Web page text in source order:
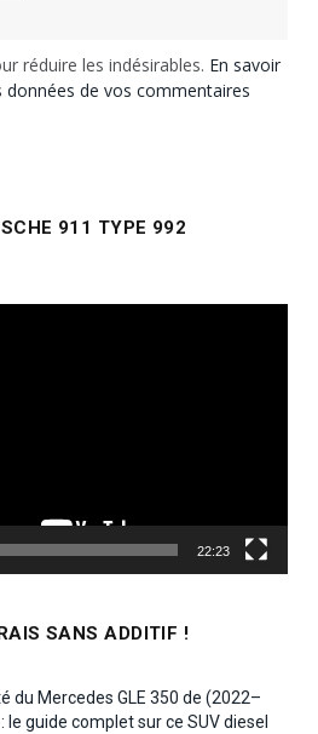
réduire les indésirables. En savoir
de vos commentaires
911 TYPE 992
22:23
SANS ADDITIF !
du Mercedes GLE 350 de (2022–
le guide complet sur ce SUV diesel